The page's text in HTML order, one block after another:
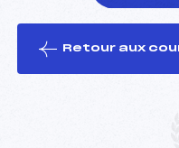
le ski
Retour aux